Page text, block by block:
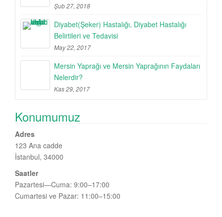
Şub 27, 2018
Diyabet(Şeker) Hastalığı, Diyabet Hastalığı
Belirtileri ve Tedavisi
May 22, 2017
Mersin Yaprağı ve Mersin Yaprağının Faydaları
Nelerdir?
Kas 29, 2017
Konumumuz
Adres
123 Ana cadde
İstanbul, 34000
Saatler
Pazartesi—Cuma: 9:00–17:00
Cumartesi ve Pazar: 11:00–15:00